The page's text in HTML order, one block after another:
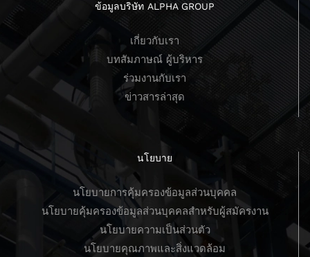
ข้อมูลบริษัท ALPHA GROUP
เกี่ยวกับเรา
บทสัมภาษณ์ ผู้บริหาร
ร่วมงานกับเรา
ข่าวสารล่าสุด
นโยบาย
นโยบายการคุ้มครองข้อมูลส่วนบุคคล
นโยบายคุ้มครองข้อมูลส่วนบุคคลสำหรับผู้สมัครงาน
นโยบายความเป็นส่วนตัว
นโยบายคุณภาพและสิ่งแวดล้อม